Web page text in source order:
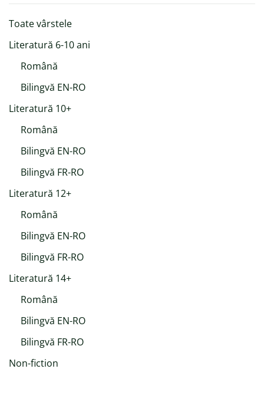
Toate vârstele
Literatură 6-10 ani
Română
Bilingvă EN-RO
Literatură 10+
Română
Bilingvă EN-RO
Bilingvă FR-RO
Literatură 12+
Română
Bilingvă EN-RO
Bilingvă FR-RO
Literatură 14+
Română
Bilingvă EN-RO
Bilingvă FR-RO
Non-fiction